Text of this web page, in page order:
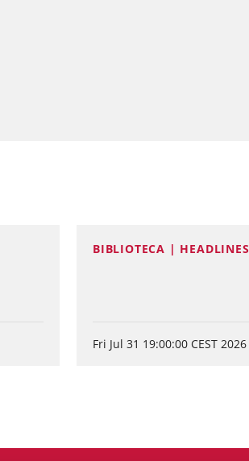
BIBLIOTECA | HEADLINES
Fri Jul 31 19:00:00 CEST 2026